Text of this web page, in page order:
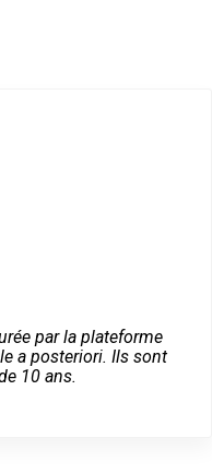
par la plateforme
a posteriori. Ils sont
10 ans.